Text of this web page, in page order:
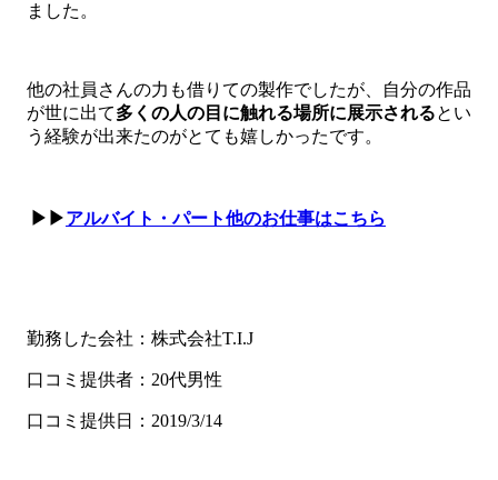
ました。
他の社員さんの力も借りての製作でしたが、自分の作品
が世に出て多くの人の目に触れる場所に展示されるとい
う経験が出来たのがとても嬉しかったです。
▶▶アルバイト・パート他のお仕事はこちら
勤務した会社：株式会社T.I.J
口コミ提供者：20代男性
口コミ提供日：2019/3/14